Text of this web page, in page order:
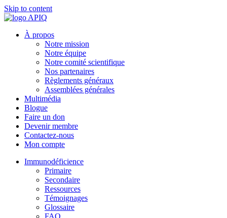
Skip to content
À propos
Notre mission
Notre équipe
Notre comité scientifique
Nos partenaires
Règlements généraux
Assemblées générales
Multimédia
Blogue
Faire un don
Devenir membre
Contactez-nous
Mon compte
Immunodéficience
Primaire
Secondaire
Ressources
Témoignages
Glossaire
FAQ